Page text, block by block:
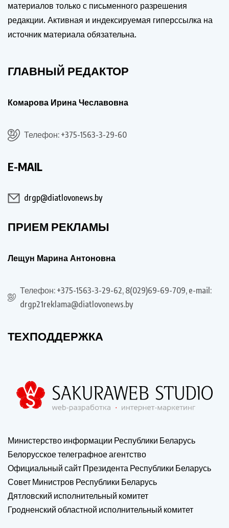
материалов только с письменного разрешения
редакции. Активная и индексируемая гиперссылка на
источник материала обязательна.
ГЛАВНЫЙ РЕДАКТОР
Комарова Ирина Чеславовна
Телефон: +375-1563-3-29-60
E-MAIL
drgp@diatlovonews.by
ПРИЕМ РЕКЛАМЫ
Лещун Марина Антоновна
Телефон: +375-1563-3-29-62, 8(029)69-69-709, e-mail:
drgp21reklama@diatlovonews.by
ТЕХПОДДЕРЖКА
Министерство информации Республики Беларусь
Белорусское телеграфное агентство
Официальный сайт Президента Республики Беларусь
Совет Министров Республики Беларусь
Дятловский исполнительный комитет
Гродненский областной исполнительный комитет